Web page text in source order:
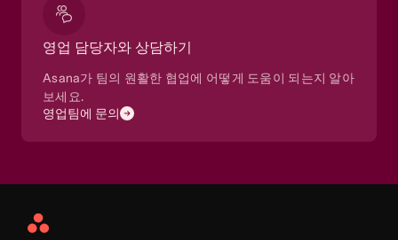
영업 담당자와 상담하기
Asana가 팀의 원활한 협업에 어떻게 도움이 되는지 알아
보세요.
영업팀에 문의
Asana